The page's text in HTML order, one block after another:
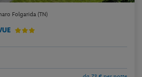
Folgarida (TN)